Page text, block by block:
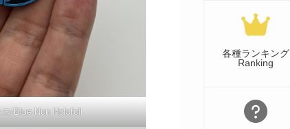
/Blue Non Holofoil
各種ランキング
Ranking